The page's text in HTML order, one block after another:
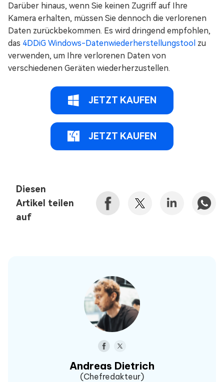
Darüber hinaus, wenn Sie keinen Zugriff auf Ihre
Kamera erhalten, müssen Sie dennoch die verlorenen
Daten zurückbekommen. Es wird dringend empfohlen,
das 4DDiG Windows-Datenwiederherstellungstool zu
verwenden, um Ihre verlorenen Daten von
verschiedenen Geräten wiederherzustellen.
JETZT KAUFEN
JETZT KAUFEN
Diesen
Artikel teilen
auf
Andreas Dietrich
(Chefredakteur)